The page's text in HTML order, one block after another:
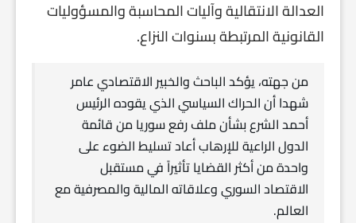
العدالة الانتقالية وآليات المحاسبة والمسؤوليات
القانونية المرتبطة بسنوات النزاع.
من جهته، يؤكد الباحث والخبير الاقتصادي عامر
شهدا أن الحراك السياسي الذي يقوده الرئيس
أحمد الشرع بشأن ملف رفع سوريا من قائمة
الدول الراعية للإرهاب أعاد تسليط الضوء على
واحدة من أكثر القضايا تأثيراً في مستقبل
الاقتصاد السوري وعلاقاته المالية والمصرفية مع
العالم.